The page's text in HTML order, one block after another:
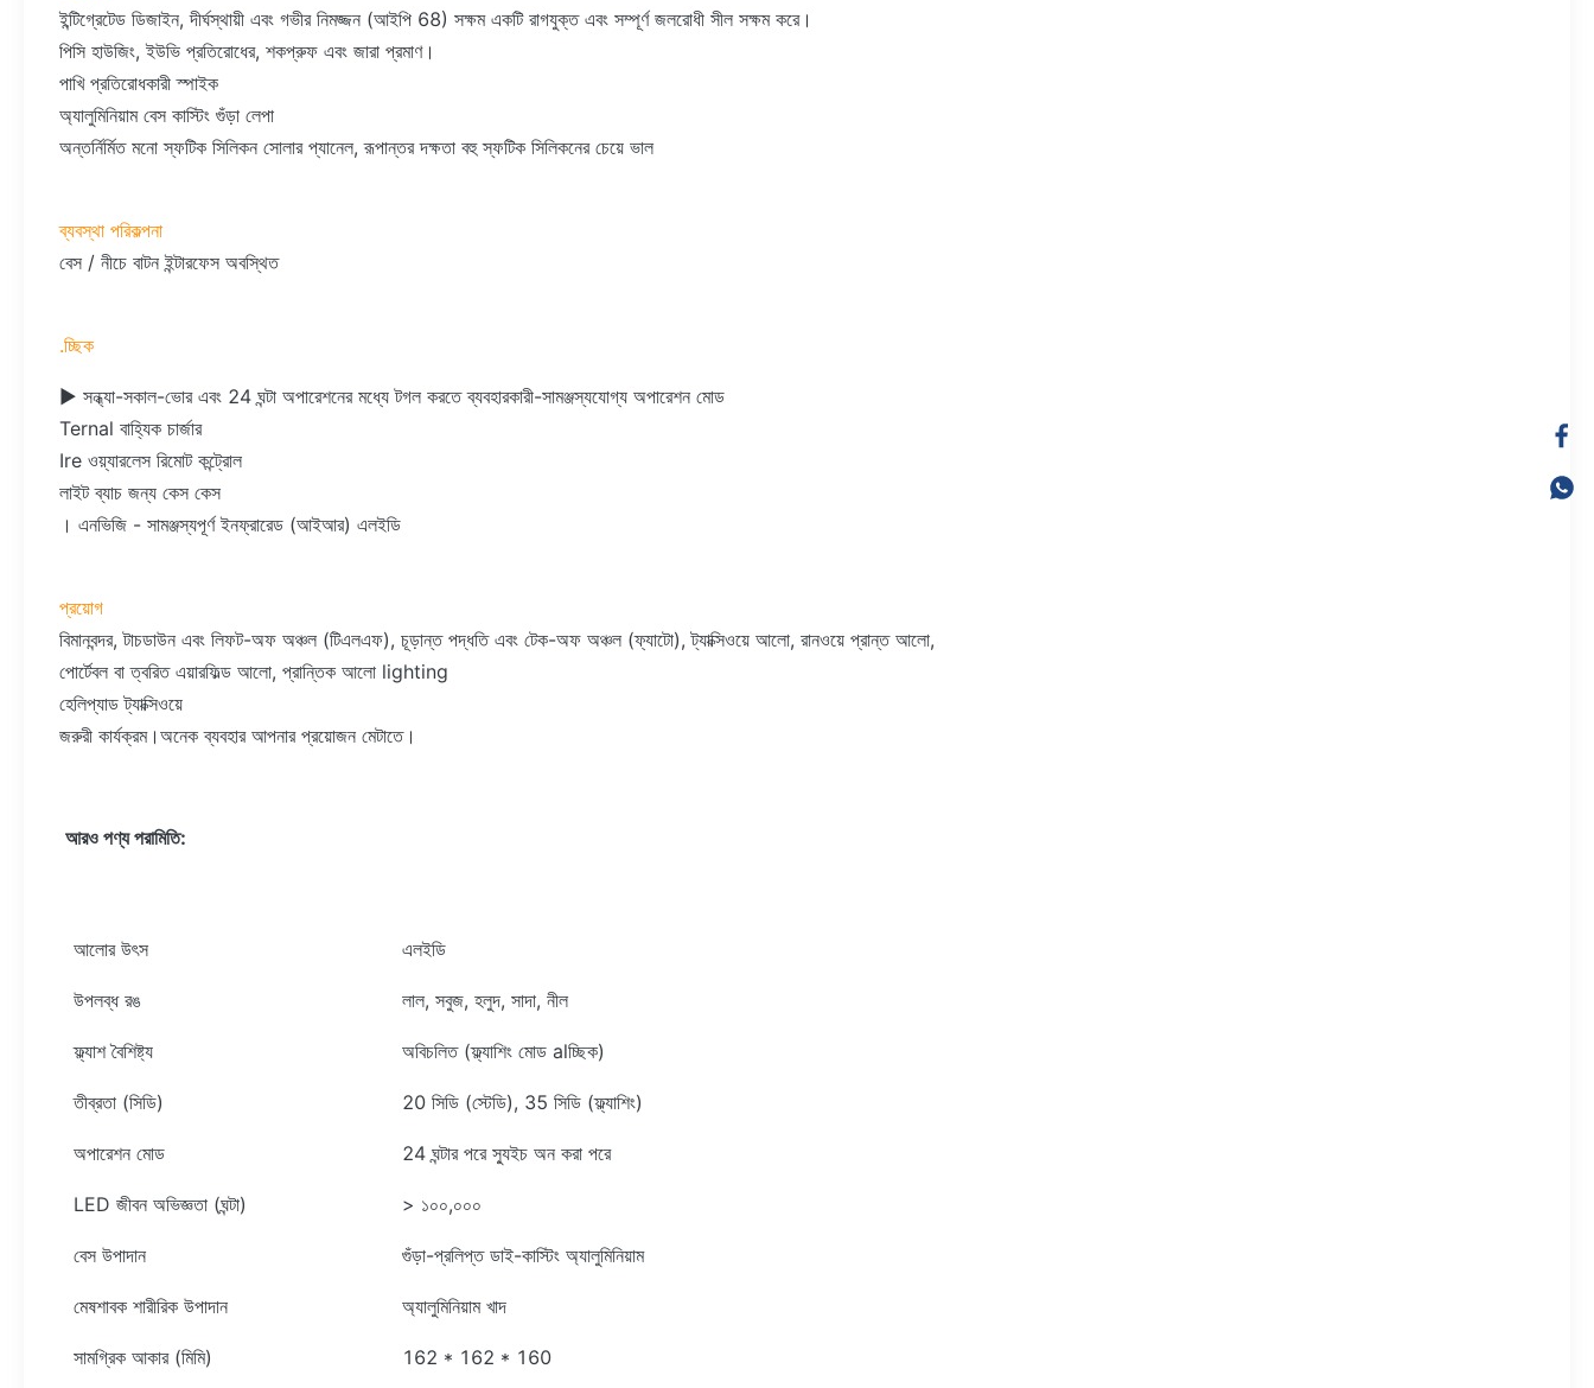
ইন্টিগ্রেটেড ডিজাইন, দীর্ঘস্থায়ী এবং গভীর নিমজ্জন (আইপি 68) সক্ষম একটি রাগযুক্ত এবং সম্পূর্ণ জলরোধী সীল সক্ষম করে।
পিসি হাউজিং, ইউভি প্রতিরোধের, শকপ্রুফ এবং জারা প্রমাণ।
পাখি প্রতিরোধকারী স্পাইক
অ্যালুমিনিয়াম বেস কাস্টিং গুঁড়া লেপা
অন্তর্নির্মিত মনো স্ফটিক সিলিকন সোলার প্যানেল, রূপান্তর দক্ষতা বহু স্ফটিক সিলিকনের চেয়ে ভাল
ব্যবস্থা পরিকল্পনা
বেস / নীচে বাটন ইন্টারফেস অবস্থিত
.চ্ছিক
► সন্ধ্যা-সকাল-ভোর এবং 24 ঘন্টা অপারেশনের মধ্যে টগল করতে ব্যবহারকারী-সামঞ্জস্যযোগ্য অপারেশন মোড
Ternal বাহ্যিক চার্জার
Ire ওয়্যারলেস রিমোট কন্ট্রোল
লাইট ব্যাচ জন্য কেস কেস
। এনভিজি - সামঞ্জস্যপূর্ণ ইনফ্রারেড (আইআর) এলইডি
প্রয়োগ
বিমানবন্দর, টাচডাউন এবং লিফট-অফ অঞ্চল (টিএলএফ), চূড়ান্ত পদ্ধতি এবং টেক-অফ অঞ্চল (ফ্যাটো), ট্যাক্সিওয়ে আলো, রানওয়ে প্রান্ত আলো,
পোর্টেবল বা ত্বরিত এয়ারফিল্ড আলো, প্রান্তিক আলো lighting
হেলিপ্যাড ট্যাক্সিওয়ে
জরুরী কার্যক্রম।অনেক ব্যবহার আপনার প্রয়োজন মেটাতে।
আরও পণ্য পরামিতি:
আলোর উৎস এলইডি
উপলব্ধ রঙ লাল, সবুজ, হলুদ, সাদা, নীল
ফ্ল্যাশ বৈশিষ্ট্য অবিচলিত (ফ্ল্যাশিং মোড alচ্ছিক)
তীব্রতা (সিডি) 20 সিডি (স্টেডি), 35 সিডি (ফ্ল্যাশিং)
অপারেশন মোড 24 ঘন্টার পরে স্যুইচ অন করা পরে
LED জীবন অভিজ্ঞতা (ঘন্টা) > ১০০,০০০
বেস উপাদান গুঁড়া-প্রলিপ্ত ডাই-কাস্টিং অ্যালুমিনিয়াম
মেষশাবক শারীরিক উপাদান অ্যালুমিনিয়াম খাদ
সামগ্রিক আকার (মিমি) 162 * 162 * 160